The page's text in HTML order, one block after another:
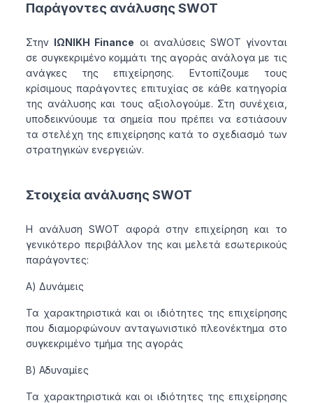
Παράγοντες ανάλυσης SWOT
Στην ΙΩΝΙΚΗ Finance οι αναλύσεις SWOT γίνονται
σε συγκεκριμένο κομμάτι της αγοράς ανάλογα με τις
ανάγκες της επιχείρησης. Εντοπίζουμε τους
κρίσιμους παράγοντες επιτυχίας σε κάθε κατηγορία
της ανάλυσης και τους αξιολογούμε. Στη συνέχεια,
υποδεικνύουμε τα σημεία που πρέπει να εστιάσουν
τα στελέχη της επιχείρησης κατά το σχεδιασμό των
στρατηγικών ενεργειών.
Στοιχεία ανάλυσης SWOT
Η ανάλυση SWOT αφορά στην επιχείρηση και το
γενικότερο περιβάλλον της και μελετά εσωτερικούς
παράγοντες:
Α) Δυνάμεις
Τα χαρακτηριστικά και οι ιδιότητες της επιχείρησης
που διαμορφώνουν ανταγωνιστικό πλεονέκτημα στο
συγκεκριμένο τμήμα της αγοράς
Β) Αδυναμίες
Τα χαρακτηριστικά και οι ιδιότητες της επιχείρησης